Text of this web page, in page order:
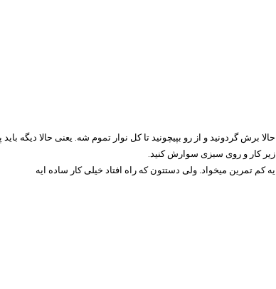
حالا برش گردونيد و از رو بپيچونيد تا كل نوار تموم شه. یعنی حالا دیگه
زیر کار و روی سبزی سوارش کنید.
یه کم تمرین میخواد. ولی دستتون که راه افتاد خیلی کار ساده ایه